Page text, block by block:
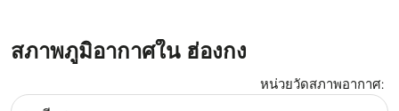
สภาพภูมิอากาศใน ฮ่องกง
หน่วยวัดสภาพอากาศ:
Weather unit option เซลเซียส Selected